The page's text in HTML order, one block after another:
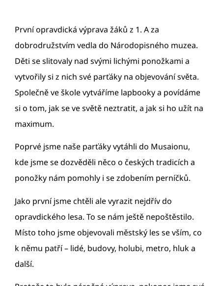
První opravdická výprava žáků z 1. A za
dobrodružstvím vedla do Národopisného muzea.
Děti se slitovaly nad svými lichými ponožkami a
vytvořily si z nich své parťáky na objevování světa.
Společně ve škole vytváříme lapbooky a povídáme
si o tom, jak se ve světě neztratit, a jak si ho užít na
maximum.
Poprvé jsme naše parťáky vytáhli do Musaionu,
kde jsme se dozvěděli něco o českých tradicích a
ponožky nám pomohly i se zdobením perníčků.
Jako první jsme chtěli ale vyrazit nejdřív do
opravdického lesa. To se nám ještě nepoštěstilo.
Místo toho jsme objevovali městský les se vším, co
k němu patří – lidé, budovy, holubi, metro, hluk a
další.